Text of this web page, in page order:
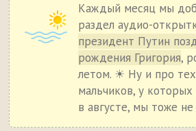
Каждый месяц мы
раздел аудио-
президент Путин
рождения Григория,
летом. ☀ Ну и про
мальчиков, у
в августе, мы тоже